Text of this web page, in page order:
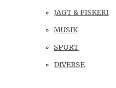
JAGT & FISKERI
MUSIK
SPORT
DIVERSE